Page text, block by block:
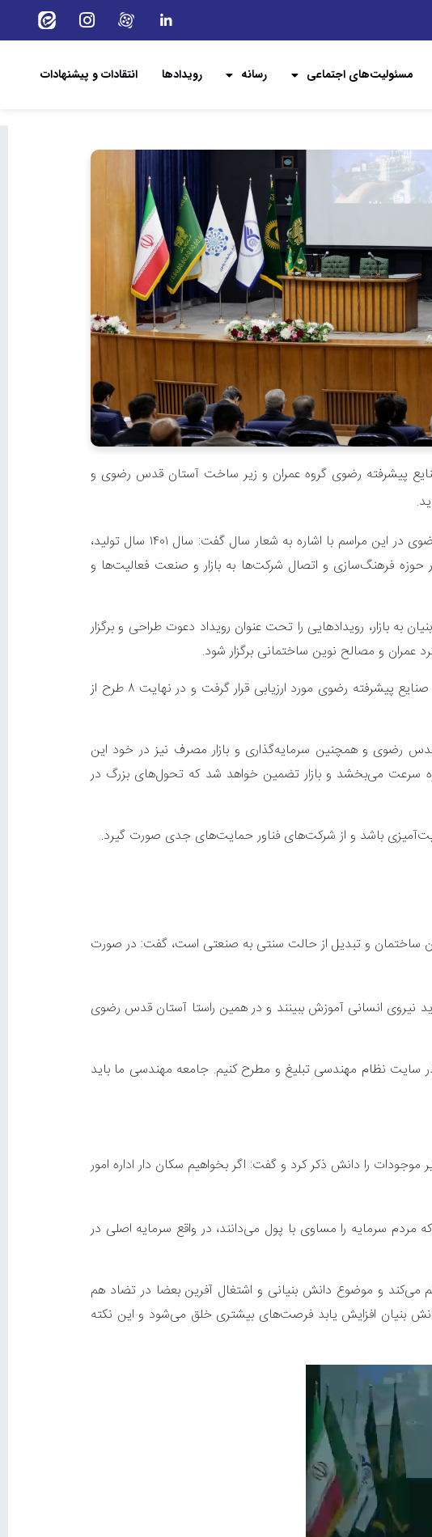
مسئولیت‌های اجتماعی رسانه رویدادها انتقادات و پیشنهادات
پیشرفته رضوی گروه عمران و زیر ساخت آستان قدس رضوی و
به گزارش روابط عمومی شرکت صنایع پیشرفته رضوی، دبیر سلسله رویدادهای دعوت و مدیر مرکز توسعه فناوری رضوی در این مراسم با اشاره به شعار سال گفت: سال ۱۴۰۱ سال تولید،
حوزه فرهنگ‌سازی و اتصال شرکت‌ها به بازار و صنعت فعالیت‌ها و
بازار، رویدادهایی را تحت عنوان رویداد دعوت طراحی و برگزار
و مصالح نوین ساختمانی برگزار شود.
وی افزود: به همین منظور فراخوانی منتشر و ۳۷ طرح و ایده دریافت شد که این طرح‌ها توسط کارشناسان شرکت صنایع پیشرفته رضوی مورد ارزیابی قرار گرفت و در نهایت ۸ طرح از
قدس رضوی و همچنین سرمایه‌گذاری و بازار مصرف نیز در خود این
سرعت می‌بخشد و بازار تضمین خواهد شد که تحول‌های بزرگ در
باشد و از شرکت‌های فناور حمایت‌های جدی صورت گیرد.
ساختمان و تبدیل از حالت سنتی به صنعتی است، گفت: در صورت
انسانی آموزش ببینند و در همین راستا آستان قدس رضوی
سایت نظام مهندسی تبلیغ و مطرح کنیم. جامعه مهندسی ما باید
موجودات را دانش ذکر کرد و گفت: اگر بخواهیم سکان دار اداره امور
سرمایه را مساوی با پول می‌دانند، در واقع سرمایه اصلی در
می‌کند و موضوع دانش بنیانی و اشتغال آفرین بعضا در تضاد هم
بنیان افزایش یابد فرصت‌های بیشتری خلق می‌شود و این نکته